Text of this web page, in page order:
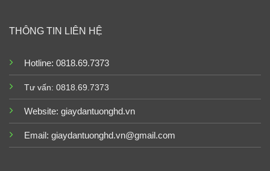
THÔNG TIN LIÊN HỆ
Hotline: 0818.69.7373
Tư vấn: 0818.69.7373
Website: giaydantuonghd.vn
Email: giaydantuonghd.vn@gmail.com